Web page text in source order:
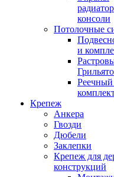
консоли
Потолочные
и
Грильято
Реечный
Крепеж
Анкера
Гвозди
Дюбели
Заклепки
Крепеж для
конструкций